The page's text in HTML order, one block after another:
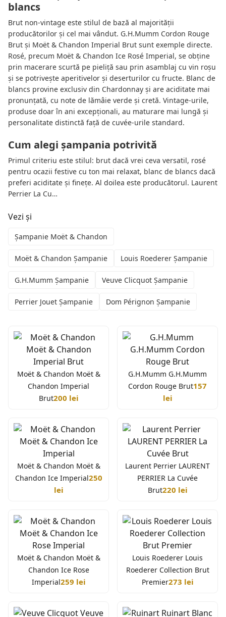
blancs
Brut non-vintage este stilul de bază al majorității
producătorilor și cel mai vândut. G.H.Mumm Cordon Rouge
Brut și Moët & Chandon Imperial Brut sunt exemple directe.
Rosé, precum Moët & Chandon Ice Rosé Imperial, se obține
prin macerare scurtă pe pieliță sau prin asamblaj cu vin roșu
și se potrivește aperitivelor și deserturilor cu fructe. Blanc de
blancs provine exclusiv din Chardonnay și are aciditate mai
pronunțată, cu note de lămâie verde și cretă. Vintage-urile,
produse doar în ani excepționali, au maturare mai lungă și
personalitate distinctă față de cuvée-urile standard.
Cum alegi șampania potrivită
Primul criteriu este stilul: brut dacă vrei ceva versatil, rosé
pentru ocazii festive cu ton mai relaxat, blanc de blancs dacă
preferi aciditate și finețe. Al doilea este producătorul. Laurent
Perrier La Cu…
Vezi și
Șampanie Moët & Chandon
Moët & Chandon Șampanie Louis Roederer Șampanie
G.H.Mumm Șampanie Veuve Clicquot Șampanie
Perrier Jouet Șampanie Dom Pérignon Șampanie
Moët & Chandon Moët &
Chandon Imperial
Brut200 lei
G.H.Mumm G.H.Mumm
Cordon Rouge Brut157
lei
Moët & Chandon Moët &
Chandon Ice Imperial250
lei
Laurent Perrier LAURENT
PERRIER La Cuvée
Brut220 lei
Moët & Chandon Moët &
Chandon Ice Rose
Imperial259 lei
Louis Roederer Louis
Roederer Collection Brut
Premier273 lei